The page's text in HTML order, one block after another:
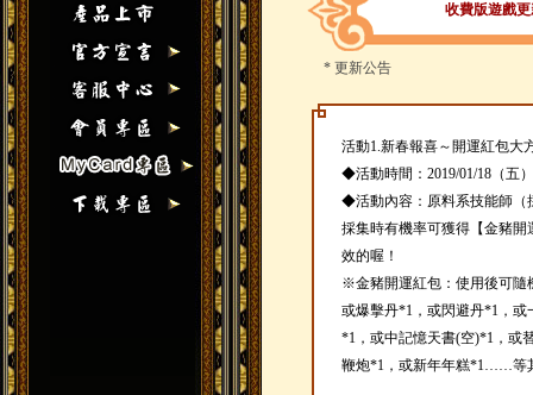
收費版遊戲更
* 更新公告
活動1.新春報喜～開運紅包大
◆活動時間：2019/01/18（五
◆活動內容：原料系技能師（
採集時有機率可獲得【金豬
效的喔！
※金豬開運紅包：使用後可隨
或爆擊丹*1，或閃避丹*1，
*1，或中記憶天書(空)*1，或
鞭炮*1，或新年年糕*1……等